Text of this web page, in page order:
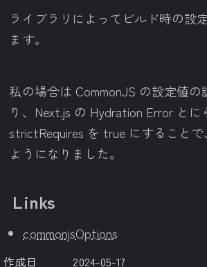
ライブラリによってビルド時の設
ます。
私の場合は CommonJS の設定値
り、Next.js の Hydration Error とに
strictRequires を true にすることで
ようになりました。
Links
commonjsOptions
作成日 2024-05-17